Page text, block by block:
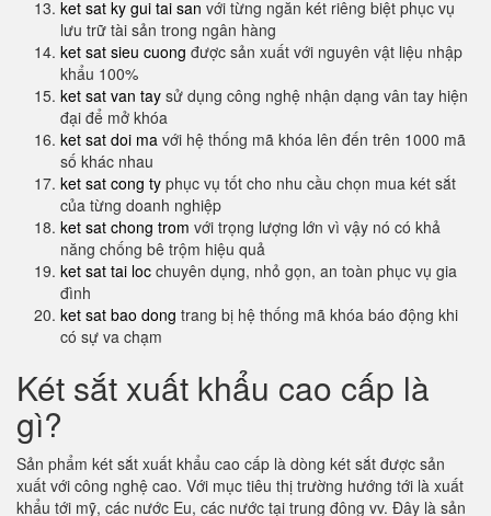
ket sat ky gui tai san với từng ngăn két riêng biệt phục vụ
lưu trữ tài sản trong ngân hàng
ket sat sieu cuong được sản xuất với nguyên vật liệu nhập
khẩu 100%
ket sat van tay sử dụng công nghệ nhận dạng vân tay hiện
đại để mở khóa
ket sat doi ma với hệ thống mã khóa lên đến trên 1000 mã
số khác nhau
ket sat cong ty phục vụ tốt cho nhu cầu chọn mua két sắt
của từng doanh nghiệp
ket sat chong trom với trọng lượng lớn vì vậy nó có khả
năng chống bê trộm hiệu quả
ket sat tai loc chuyên dụng, nhỏ gọn, an toàn phục vụ gia
đình
ket sat bao dong trang bị hệ thống mã khóa báo động khi
có sự va chạm
Két sắt xuất khẩu cao cấp là
gì?
Sản phẩm két sắt xuất khẩu cao cấp là dòng két sắt được sản
xuất với công nghệ cao. Với mục tiêu thị trường hướng tới là xuất
khẩu tới mỹ, các nước Eu, các nước tại trung đông vv. Đây là sản